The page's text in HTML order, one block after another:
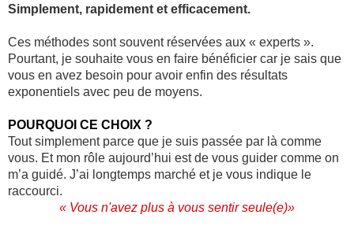
Simplement, rapidement et efficacement.
Ces méthodes sont souvent réservées aux « experts ».
Pourtant, je souhaite vous en faire bénéficier car je sais que
vous en avez besoin pour avoir enfin des résultats
exponentiels avec peu de moyens.
POURQUOI CE CHOIX ?
Tout simplement parce que je suis passée par là comme
vous. Et mon rôle aujourd’hui est de vous guider comme on
m’a guidé. J’ai longtemps marché et je vous indique le
raccourci.
« Vous n'avez plus à vous sentir seule(e)»